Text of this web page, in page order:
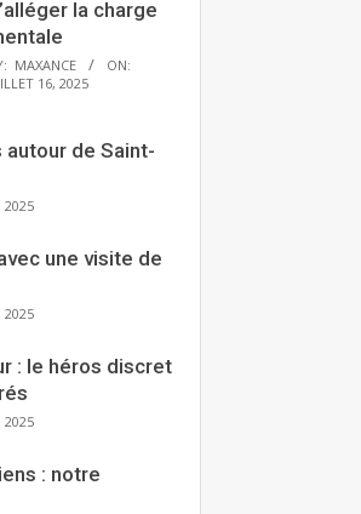
la charge
MAXANCE
ON:
16, 2025
de Saint-
2025
une visite de
2025
: le héros discret
2025
: notre